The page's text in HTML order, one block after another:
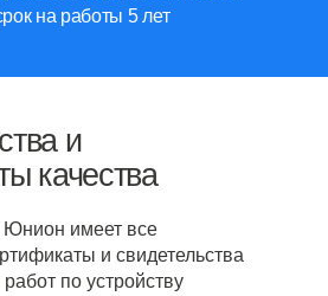
на работы 5 лет
и
качества
имеет все
и свидетельства
по устройству